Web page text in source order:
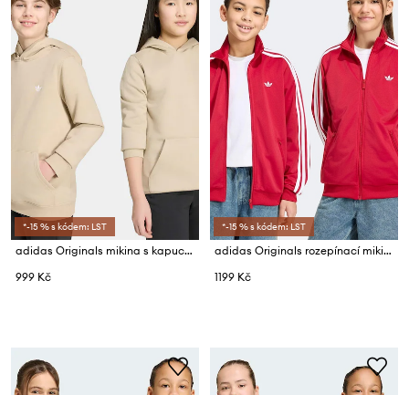
*-15 % s kódem: LST
adidas Originals mikina s kapucí dětská s bavlnou
999 Kč
*-15 % s kódem: LST
adidas Originals rozepínací mikina dětská
1199 Kč